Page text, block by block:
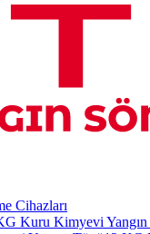
Cihazları
Kuru Kimyevi Yangın